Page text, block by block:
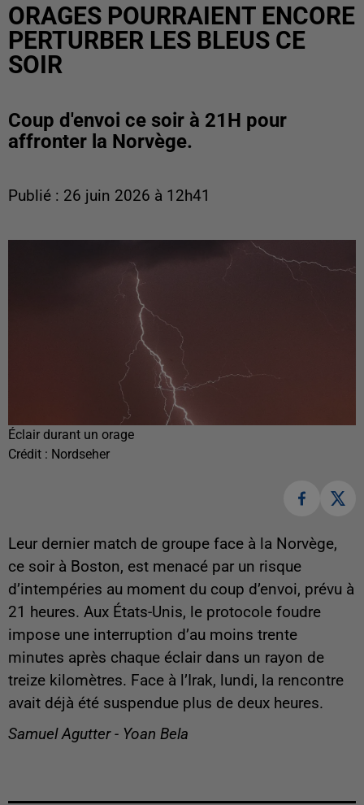
ORAGES POURRAIENT ENCORE
PERTURBER LES BLEUS CE
SOIR
Coup d'envoi ce soir à 21H pour
affronter la Norvège.
Publié : 26 juin 2026 à 12h41
Éclair durant un orage
Crédit : Nordseher
Leur dernier match de groupe face à la Norvège,
ce soir à Boston, est menacé par un risque
d’intempéries au moment du coup d’envoi, prévu à
21 heures. Aux États-Unis, le protocole foudre
impose une interruption d’au moins trente
minutes après chaque éclair dans un rayon de
treize kilomètres. Face à l’Irak, lundi, la rencontre
avait déjà été suspendue plus de deux heures.
Samuel Agutter - Yoan Bela